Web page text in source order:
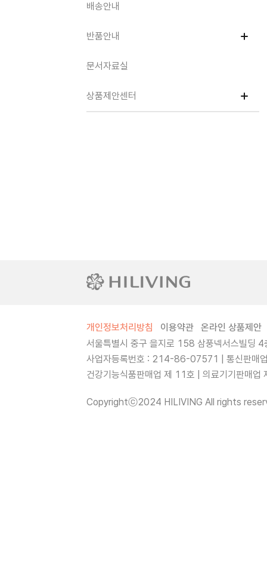
배송안내
반품안내
문서자료실
상품제안센터
개인정보처리방침 이용약관
온라인 상품제안
서울특별시 중구 을지로 158 삼풍넥서스빌딩
사업자등록번호 : 214-86-07571 | 통신판매
건강기능식품판매업 제 11호 | 의료기기판매
Copyrightⓒ2024 HILIVING All rights